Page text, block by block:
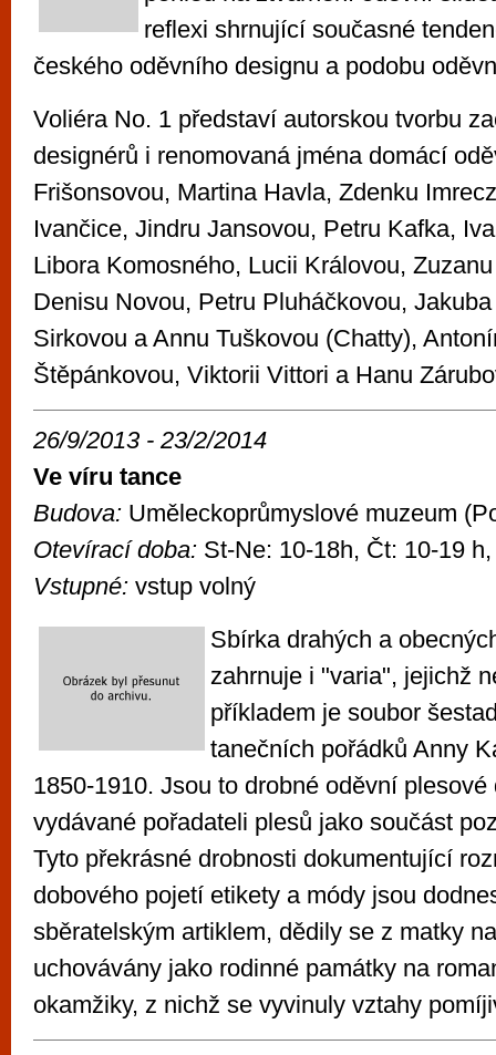
reflexi shrnující současné
českého oděvního designu a podobu
Voliéra No. 1 představí autorskou tvorbu
designérů i renomovaná jména domácí
Frišonsovou, Martina Havla, Zdenku
Ivančice, Jindru Jansovou, Petru Kafka,
Libora Komosného, Lucii Královou,
Denisu Novou, Petru Pluháčkovou,
Sirkovou a Annu Tuškovou (Chatty),
Štěpánkovou, Viktorii Vittori a Hanu
26/9/2013 - 23/2/2014
Ve víru tance
Budova: Uměleckoprůmyslové muzeum
Otevírací doba: St-Ne: 10-18h, Čt: 10-19
Vstupné: vstup volný
Sbírka drahých a
zahrnuje i "varia", jejichž
příkladem je soubor
tanečních pořádků Anny
1850-1910. Jsou to drobné oděvní
vydávané pořadateli plesů jako součást
Tyto překrásné drobnosti dokumentující
dobového pojetí etikety a módy jsou
sběratelským artiklem, dědily se z matky
uchovávány jako rodinné památky na
okamžiky, z nichž se vyvinuly vztahy